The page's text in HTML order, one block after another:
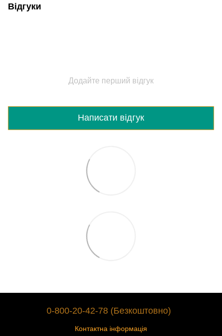
Відгуки
Додайте перший відгук
Написати відгук
0-800-20-42-78 (Безкоштовно)
Контактна інформація